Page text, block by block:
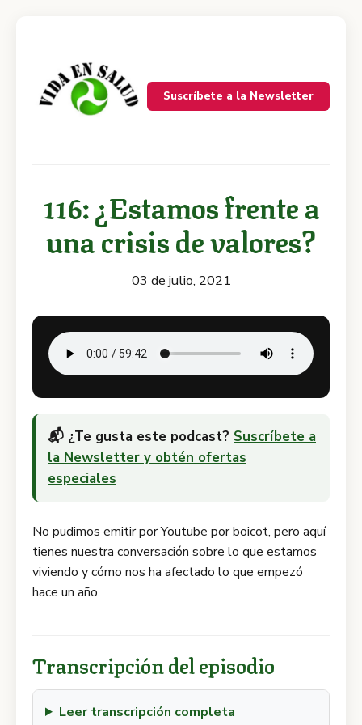
Suscríbete a la Newsletter
116: ¿Estamos frente a
una crisis de valores?
03 de julio, 2021
📬 ¿Te gusta este podcast? Suscríbete a
la Newsletter y obtén ofertas
especiales
No pudimos emitir por Youtube por boicot, pero aquí
tienes nuestra conversación sobre lo que estamos
viviendo y cómo nos ha afectado lo que empezó
hace un año.
Transcripción del episodio
Leer transcripción completa